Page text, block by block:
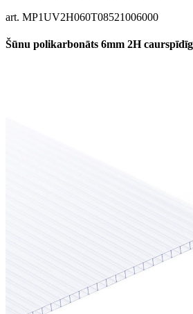
art. MP1UV2H060T08521006000
Šūnu polikarbonāts 6mm 2H